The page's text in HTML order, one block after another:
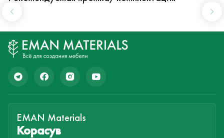
EMAN Materials
Корасув